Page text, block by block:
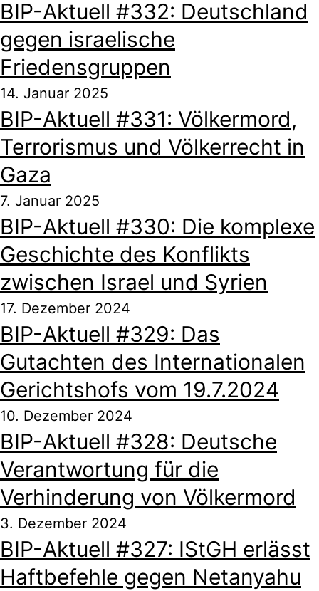
BIP-Aktuell #332: Deutschland
gegen israelische
Friedensgruppen
14. Januar 2025
BIP-Aktuell #331: Völkermord,
Terrorismus und Völkerrecht in
Gaza
7. Januar 2025
BIP-Aktuell #330: Die komplexe
Geschichte des Konflikts
zwischen Israel und Syrien
17. Dezember 2024
BIP-Aktuell #329: Das
Gutachten des Internationalen
Gerichtshofs vom 19.7.2024
10. Dezember 2024
BIP-Aktuell #328: Deutsche
Verantwortung für die
Verhinderung von Völkermord
3. Dezember 2024
BIP-Aktuell #327: IStGH erlässt
Haftbefehle gegen Netanyahu